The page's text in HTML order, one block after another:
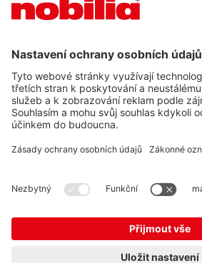
Služby
PROHLÁŠENÍ O
VOP
OCHRANA OSOBNÍCH